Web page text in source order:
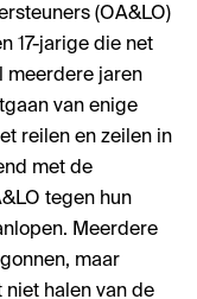
(OA&LO)
17-jarige die net
meerdere jaren
van enige
reilen en zeilen in
met de
tegen hun
Meerdere
maar
halen van de